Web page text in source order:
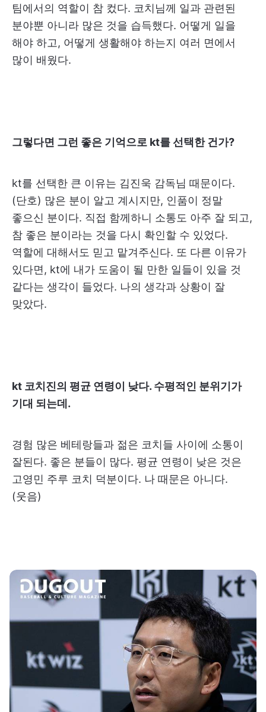
팀에서의 역할이 참 컸다. 코치님께 일과 관련된
분야뿐 아니라 많은 것을 습득했다. 어떻게 일을
해야 하고, 어떻게 생활해야 하는지 여러 면에서
많이 배웠다.
그렇다면 그런 좋은 기억으로 kt를 선택한 건가?
kt를 선택한 큰 이유는 김진욱 감독님 때문이다.
(단호) 많은 분이 알고 계시지만, 인품이 정말
좋으신 분이다. 직접 함께하니 소통도 아주 잘 되고,
참 좋은 분이라는 것을 다시 확인할 수 있었다.
역할에 대해서도 믿고 맡겨주신다. 또 다른 이유가
있다면, kt에 내가 도움이 될 만한 일들이 있을 것
같다는 생각이 들었다. 나의 생각과 상황이 잘
맞았다.
kt 코치진의 평균 연령이 낮다. 수평적인 분위기가
기대 되는데.
경험 많은 베테랑들과 젊은 코치들 사이에 소통이
잘된다. 좋은 분들이 많다. 평균 연령이 낮은 것은
고영민 주루 코치 덕분이다. 나 때문은 아니다.
(웃음)